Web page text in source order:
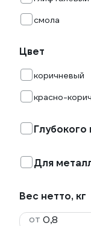
смола
Цвет
коричневый
красно-
Глубокого
Для
Вес нетто, кг
от